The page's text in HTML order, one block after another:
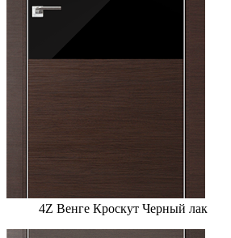
4Z Венге Кроскут Черный лак